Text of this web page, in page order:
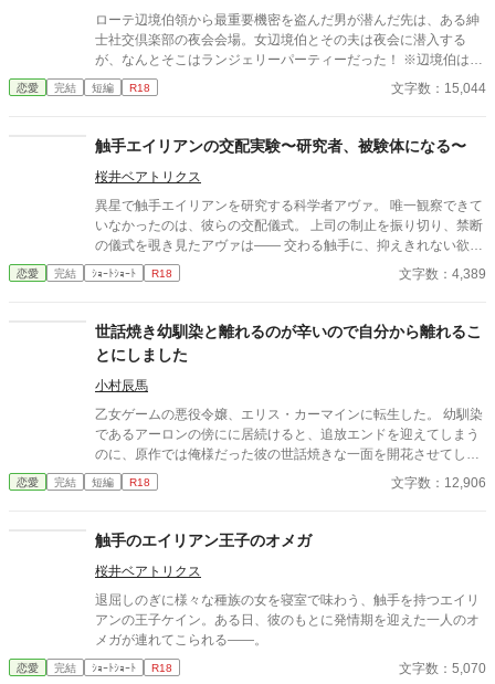
ローテ辺境伯領から最重要機密を盗んだ男が潜んだ先は、ある紳
士社交倶楽部の夜会会場。女辺境伯とその夫は夜会に潜入する
が、なんとそこはランジェリーパーティーだった！ ※辺境伯は女
です ムーンライトノベルズに掲載済みです。
恋愛 完結 短編 R18 文字数：15,044
触手エイリアンの交配実験〜研究者、被験体になる〜
桜井ベアトリクス
異星で触手エイリアンを研究する科学者アヴァ。 唯一観察できて
いなかったのは、彼らの交配儀式。 上司の制止を振り切り、禁断
の儀式を覗き見たアヴァは―― 交わる触手に、抑えきれない欲望
を覚える。 「私も……私も交配したい」 太く長い触手が、体の奥
深くまで侵入してくる。 研究者が、快楽の実験体になる夜。
恋愛 完結 ｼｮｰﾄｼｮｰﾄ R18 文字数：4,389
世話焼き幼馴染と離れるのが辛いので自分から離れるこ
とにしました
小村辰馬
乙女ゲームの悪役令嬢、エリス・カーマインに転生した。 幼馴染
であるアーロンの傍にに居続けると、追放エンドを迎えてしまう
のに、原作では俺様だった彼の世話焼きな一面を開花させてしま
い、居心地の良い彼のそばを離れるのが辛くなってしまう。 なら
ば彼の代わりに男友達を作ろうと画策するがーー
恋愛 完結 短編 R18 文字数：12,906
触手のエイリアン王子のオメガ
桜井ベアトリクス
退屈しのぎに様々な種族の女を寝室で味わう、触手を持つエイリ
アンの王子ケイン。ある日、彼のもとに発情期を迎えた一人のオ
メガが連れてこられる——。
恋愛 完結 ｼｮｰﾄｼｮｰﾄ R18 文字数：5,070